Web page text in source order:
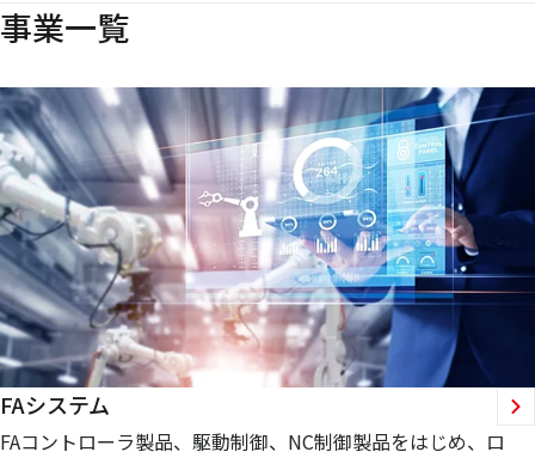
事業一覧
FAシステム
FAコントローラ製品、駆動制御、NC制御製品をはじめ、ロ